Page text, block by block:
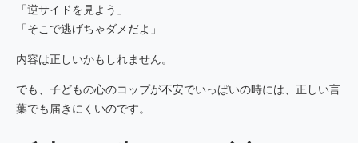
「逆サイドを見よう」
「そこで逃げちゃダメだよ」
内容は正しいかもしれません。
でも、子どもの心のコップが不安でいっぱいの時には、正しい言
葉でも届きにくいのです。